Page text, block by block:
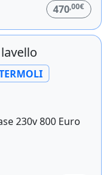
470,00€
230v 800 Euro